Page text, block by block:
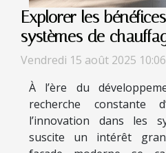
Explorer les
systèmes de
Vendredi 15 août 2025 10:06
À l’ère du
recherche constante
l’innovation dans les
suscite un intérêt